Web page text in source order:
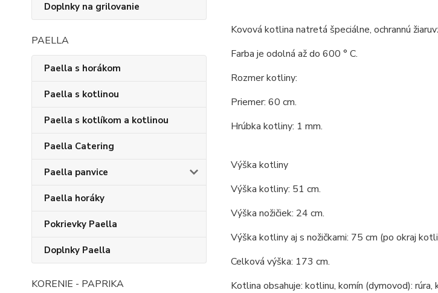
Doplnky na grilovanie
PAELLA
Paella s horákom
Paella s kotlinou
Paella s kotlíkom a kotlinou
Paella Catering
Paella panvice
Paella horáky
Pokrievky Paella
Doplnky Paella
KORENIE - PAPRIKA
Kovová kotlina natretá špeciálne, ochrannú
Farba je odolná až do 600 ° C.
Rozmer kotliny:
Priemer: 60 cm.
Hrúbka kotliny: 1 mm.
Výška kotliny
Výška kotliny: 51 cm.
Výška nožičiek: 24 cm.
Výška kotliny aj s nožičkami: 75 cm (po okraj
Celková výška: 173 cm.
Kotlina obsahuje: kotlinu, komín (dymovod):